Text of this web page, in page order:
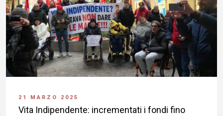
21 MARZO 2025
Vita Indipendente: incrementati i fondi fino